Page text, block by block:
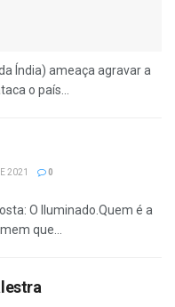
Índia) ameaça agravar a
o país...
2021 0
O Iluminado.Quem é a
que...